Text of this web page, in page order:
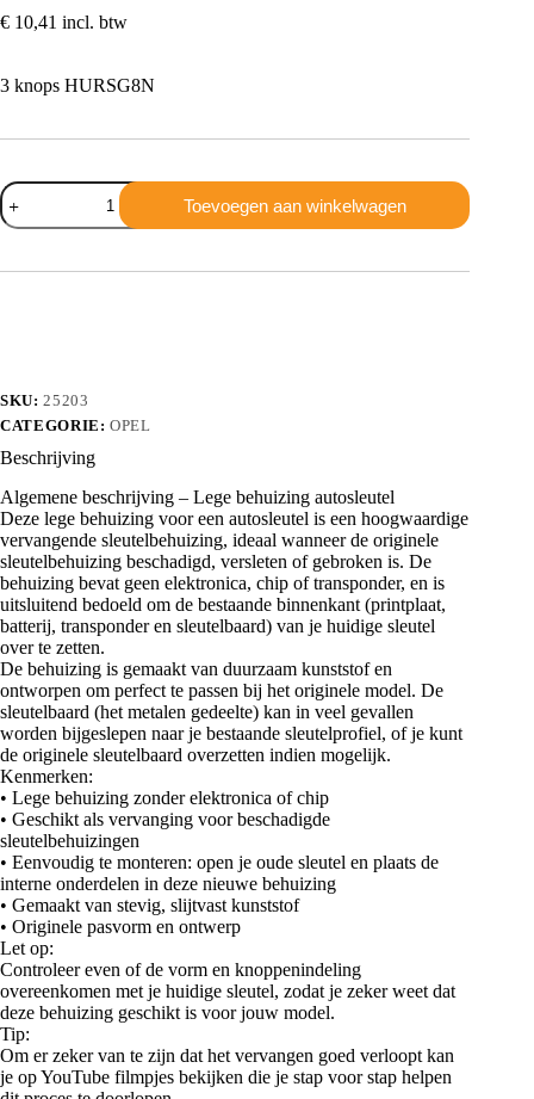
€ 10,41 incl. btw
3 knops HURSG8N
Opel
3
knops
aantal
Toevoegen aan winkelwagen
SKU:25203
CATEGORIE:OPEL
Beschrijving
Algemene beschrijving – Lege behuizing autosleutel
Deze lege behuizing voor een autosleutel is een hoogwaardige
vervangende sleutelbehuizing, ideaal wanneer de originele
sleutelbehuizing beschadigd, versleten of gebroken is. De
behuizing bevat geen elektronica, chip of transponder, en is
uitsluitend bedoeld om de bestaande binnenkant (printplaat,
batterij, transponder en sleutelbaard) van je huidige sleutel
over te zetten.
De behuizing is gemaakt van duurzaam kunststof en
ontworpen om perfect te passen bij het originele model. De
sleutelbaard (het metalen gedeelte) kan in veel gevallen
worden bijgeslepen naar je bestaande sleutelprofiel, of je kunt
de originele sleutelbaard overzetten indien mogelijk.
Kenmerken:
• Lege behuizing zonder elektronica of chip
• Geschikt als vervanging voor beschadigde
sleutelbehuizingen
• Eenvoudig te monteren: open je oude sleutel en plaats de
interne onderdelen in deze nieuwe behuizing
• Gemaakt van stevig, slijtvast kunststof
• Originele pasvorm en ontwerp
Let op:
Controleer even of de vorm en knoppenindeling
overeenkomen met je huidige sleutel, zodat je zeker weet dat
deze behuizing geschikt is voor jouw model.
Tip:
Om er zeker van te zijn dat het vervangen goed verloopt kan
je op YouTube filmpjes bekijken die je stap voor stap helpen